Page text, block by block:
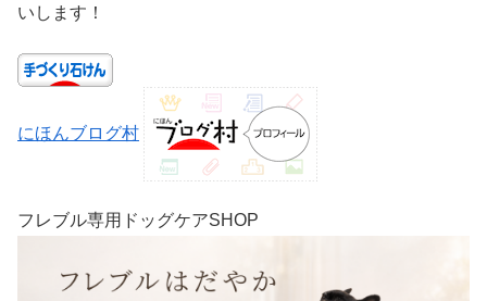
いします！
にほんブログ村
フレブル専用ドッグケアSHOP